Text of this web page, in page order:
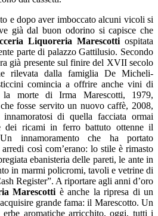
e dopo aver imboccato alcuni vicoli si
già dal buon odorino si capisce che
Liquoreria Marescottiospitata
parte di palazzo Gattilusio. Secondo
già presente sul finire del XVII secolo
rilevata dalla famiglia De Micheli-
comincia a offrire anche vini di
la morte di Irma Marescotti, 1979,
fosse servito un nuovo caffè, 2008,
di quella facciata ormai
dei ricami in ferro battuto ottenne il
innamoramento che ha portato
così com’erano: lo stile è rimasto
ebanisteria delle pareti, le ante in
in marmi policromi, tavoli e vetrine di
Register”. A riportare agli anni d’oro
Marescotti è anche la ripresa di un
grande fama: il Marescotto. Un
aromatiche arricchito, oggi, tutti i